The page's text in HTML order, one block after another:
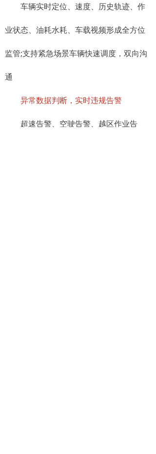
车辆实时定位、速度、历史轨迹、作
业状态、油耗水耗、车载视频形成全方位
监管;支持紧急场景车辆快速调度，双向沟
通
异常数据判断，实时违规告警
超速告警、空驶告警、越区作业告